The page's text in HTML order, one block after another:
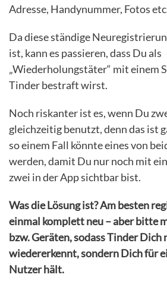
Adresse, Handynummer, Fotos
Da diese ständige
ist, kann es passieren, dass Du als
„Wiederholungstäter“ mit einem
Tinder bestraft wirst.
Noch riskanter ist es, wenn Du
gleichzeitig benutzt, denn das ist
so einem Fall könnte eines von
werden, damit Du nur noch mit
zwei in der App sichtbar bist.
Was die Lösung ist? Am besten
einmal komplett neu – aber bitte
bzw. Geräten, sodass Tinder Dich
wiedererkennt, sondern Dich für
Nutzer hält.